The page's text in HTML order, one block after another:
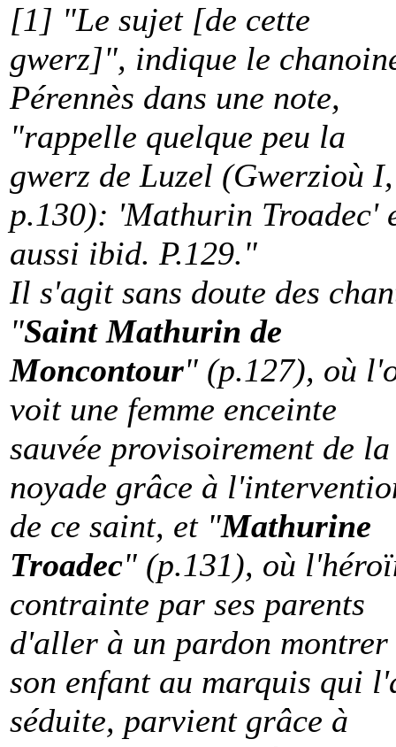
[1] "Le sujet [de cette
gwerz]", indique le
Pérennès dans une note,
"rappelle quelque peu la
gwerz de Luzel (Gwerzioù I,
p.130): 'Mathurin Troadec'
aussi ibid. P.129."
Il s'agit sans doute des
"Saint Mathurin de
Moncontour" (p.127), où
voit une femme enceinte
sauvée provisoirement de la
noyade grâce à
de ce saint, et "Mathurine
Troadec" (p.131), où
contrainte par ses parents
d'aller à un pardon montrer
son enfant au marquis qui
séduite, parvient grâce à